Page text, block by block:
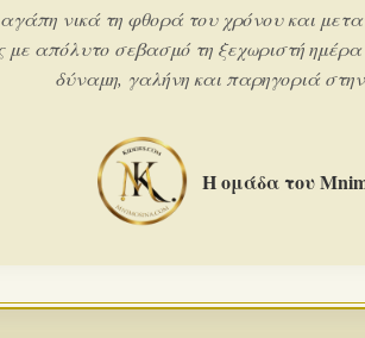
νικά τη φθορά του χρόνου και
με απόλυτο σεβασμό τη ξεχωριστή
δύναμη, γαλήνη και παρηγοριά
Η ομάδα του